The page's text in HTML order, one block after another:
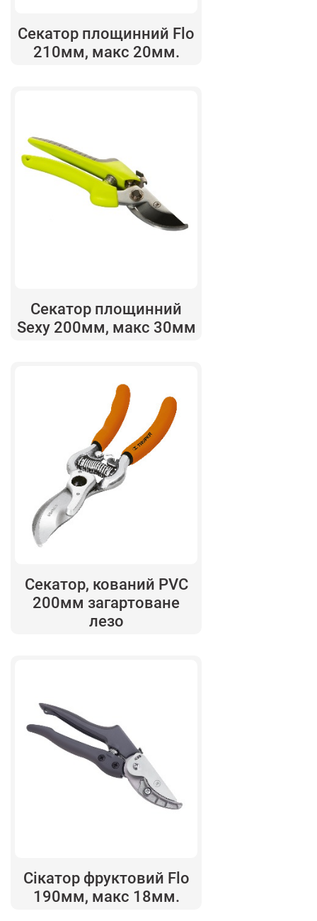
Секатор площинний Flo
210мм, макс 20мм.
Секатор площинний
Sexy 200мм, макс 30мм
Секатор, кований PVC
200мм загартоване
лезо
Сікатор фруктовий Flo
190мм, макс 18мм.